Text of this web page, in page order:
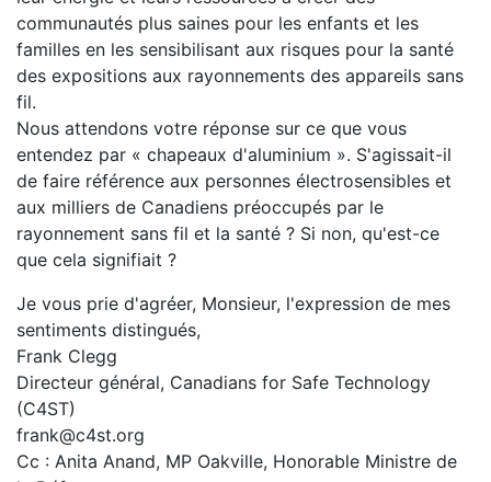
communautés plus saines pour les enfants et les
familles en les sensibilisant aux risques pour la santé
des expositions aux rayonnements des appareils sans
fil.
Nous attendons votre réponse sur ce que vous
entendez par « chapeaux d'aluminium ». S'agissait-il
de faire référence aux personnes électrosensibles et
aux milliers de Canadiens préoccupés par le
rayonnement sans fil et la santé ? Si non, qu'est-ce
que cela signifiait ?
Je vous prie d'agréer, Monsieur, l'expression de mes
sentiments distingués,
Frank Clegg
Directeur général, Canadians for Safe Technology
(C4ST)
frank@c4st.org
Cc : Anita Anand, MP Oakville, Honorable Ministre de